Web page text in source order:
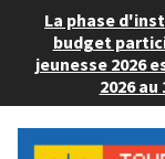
La phase
budget
jeunesse 2026
2026